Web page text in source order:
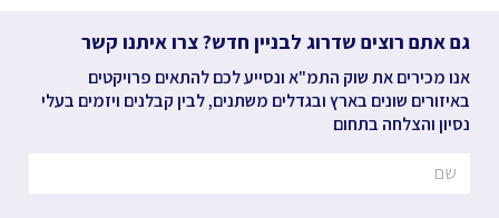
גם אתם רוצים שדרוג לבניין חדש? צרו איתנו קשר
אנו מכירים את שוק התמ"א ונסייע לכם להתאים פרויקטים
באיזורים שונים בארץ ובגדלים משתנים, לבין קבלנים ויזמים בעלי
נסיון והצלחה בתחום